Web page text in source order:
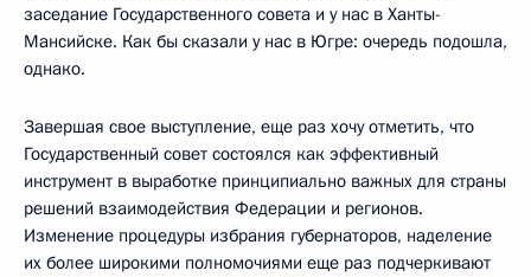
заседание Государственного совета и у нас в Ханты-
Мансийске. Как бы сказали у нас в Югре: очередь подошла,
однако.
Завершая свое выступление, еще раз хочу отметить, что
Государственный совет состоялся как эффективный
инструмент в выработке принципиально важных для страны
решений взаимодействия Федерации и регионов.
Изменение процедуры избрания губернаторов, наделение
их более широкими полномочиями еще раз подчеркивают